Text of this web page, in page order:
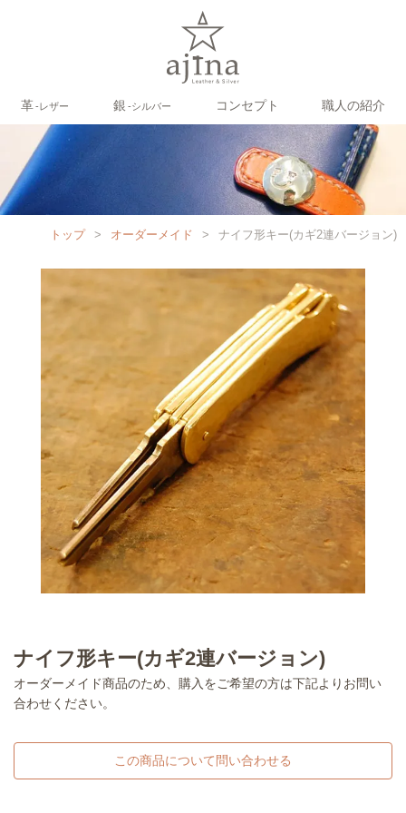
革‐レザー 銀 ‐シルバー コンセプト 職人の紹介
トップ > オーダーメイド > ナイフ形キー(カギ2連バージョン)
ナイフ形キー(カギ2連バージョン)
オーダーメイド商品のため、購入をご希望の方は下記よりお問い
合わせください。
この商品について問い合わせる